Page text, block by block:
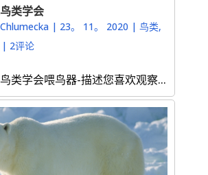
类学会
| 23。 11。 2020 |鸟类,
| 2评论
类学会喂鸟器-描述您喜欢观察...